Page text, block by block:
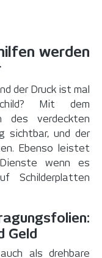
werden
der Druck ist mal
Mit dem
des verdeckten
sichtbar, und der
Ebenso leistet
wenn es
Schilderplatten
Geld
als drehbare